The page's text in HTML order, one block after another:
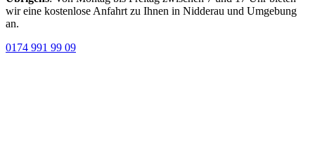
wir eine kostenlose Anfahrt zu Ihnen in Nidderau und Umgebung
an.
0174 991 99 09